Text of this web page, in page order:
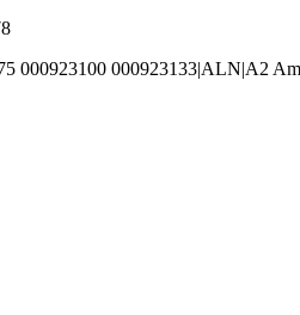
000923100 000923133|ALN|A2